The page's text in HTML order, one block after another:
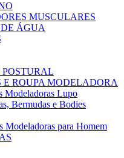
MUSCULARES
ÁGUA
ROUPA MODELADORA
Modeladoras Lupo
Bermudas e Bodies
Modeladoras para Homem